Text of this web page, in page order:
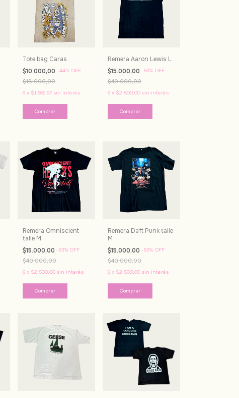
Tote bag Caras
$10.000,00 -44% OFF
$18.000,00
6 x $1.666,67 sin interés
Remera Aaron Lewis L
$15.000,00 -63% OFF
$40.000,00
6 x $2.500,00 sin interés
Remera Omniscient
talle M
$15.000,00 -63% OFF
$40.000,00
6 x $2.500,00 sin interés
Remera Daft Punk talle
M
$15.000,00 -63% OFF
$40.000,00
6 x $2.500,00 sin interés